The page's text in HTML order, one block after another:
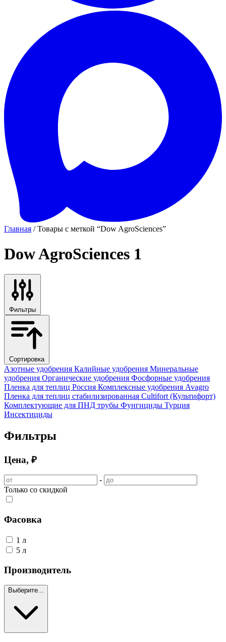
Главная / Товары с меткой “Dow AgroSciences”
Dow AgroSciences 1
Фильтры
Сортировка
Азотные удобрения Калийные удобрения Минеральные
удобрения Органические удобрения Фосфорные удобрения
Пленка для теплиц Россия Комплексные удобрения Avagro
Пленка для теплиц стабилизированная Cultifort (Культифорт)
Комплектующие для ПНД трубы Фунгициды Турция
Инсектициды
Фильтры
Цена, ₽
-
Только со скидкой
Фасовка
1 л
5 л
Производитель
Выберите...